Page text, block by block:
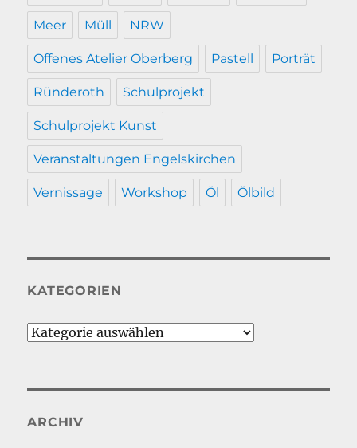
Meer Müll NRW
Offenes Atelier Oberberg Pastell Porträt
Ründeroth Schulprojekt
Schulprojekt Kunst
Veranstaltungen Engelskirchen
Vernissage Workshop Öl Ölbild
KATEGORIEN
Kategorien
ARCHIV